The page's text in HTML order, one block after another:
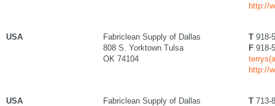
http://
USA
Fabriclean Supply of Dallas
808 S. Yorktown Tulsa
OK 74104
T 918-
F 918-
http://
USA
Fabriclean Supply of Dallas
T 713-